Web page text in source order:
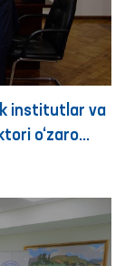
institutlar va
o‘zaro